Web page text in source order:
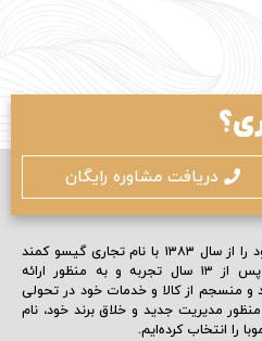
دریافت مشاوره رایگان
ما فعالیت خود را از سال ۱۳۸۳ با نام تجاری گیسو کمند
آغاز کرده و پس از ۱۳ سال تجربه و به منظور ارائه
و منسجم از کالا و خدمات خود در تحولی
مدیریت جدید و خلاق برند خود، نام
را انتخاب کرده‌ایم.
اکنون ثبت نام کنید